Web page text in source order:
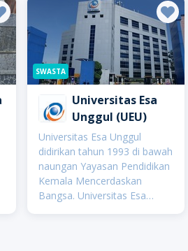
SWASTA
Universitas Esa
Unggul (UEU)
Universitas Esa Unggul
didirikan tahun 1993 di bawah
naungan Yayasan Pendidikan
Kemala Mencerdaskan
Bangsa. Universitas Esa